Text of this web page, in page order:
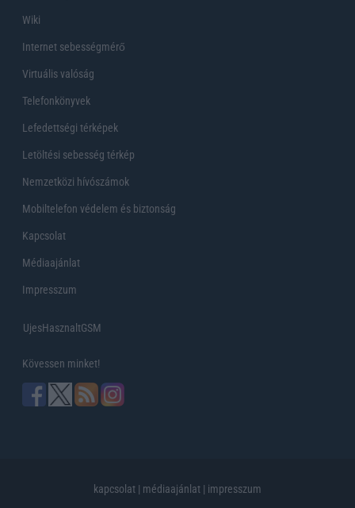
Wiki
Internet sebességmérő
Virtuális valóság
Telefonkönyvek
Lefedettségi térképek
Letöltési sebesség térkép
Nemzetközi hívószámok
Mobiltelefon védelem és biztonság
Kapcsolat
Médiaajánlat
Impresszum
UjesHasznaltGSM
Kövessen minket!
kapcsolat | médiaajánlat | impresszum